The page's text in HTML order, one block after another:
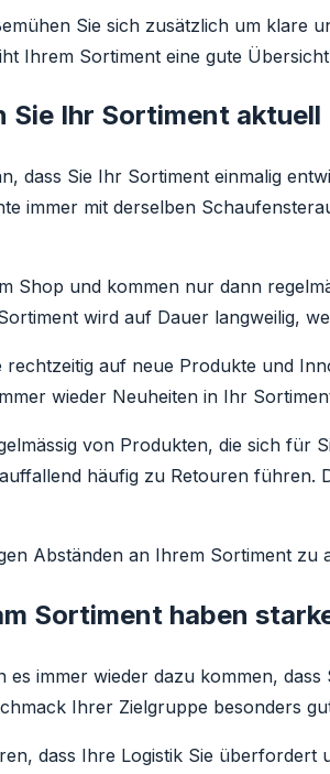
Sie sich zusätzlich um
Ihrem Sortiment eine gute
Sie Ihr Sortiment aktuell
dass Sie Ihr Sortiment einmalig
immer mit derselben
Shop und kommen nur dann
wird auf Dauer langweilig,
auf neue Produkte und
wieder Neuheiten in Ihr
von Produkten, die sich
häufig zu Retouren
Abständen an Ihrem Sortiment
Sortiment haben
es immer wieder dazu kommen,
Ihrer Zielgruppe besonders
dass Ihre Logistik Sie